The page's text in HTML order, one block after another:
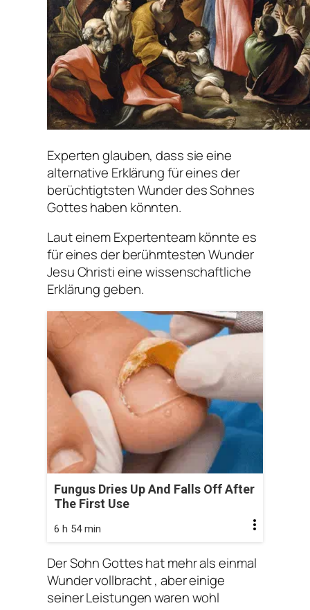
Experten glauben, dass sie eine
alternative Erklärung für eines der
berüchtigtsten Wunder des Sohnes
Gottes haben könnten.
Laut einem Expertenteam könnte es
für eines der berühmtesten Wunder
Jesu Christi eine wissenschaftliche
Erklärung geben.
Fungus Dries Up And Falls Off After
The First Use
6 h 54 min
Der Sohn Gottes hat mehr als einmal
Wunder vollbracht , aber einige
seiner Leistungen waren wohl